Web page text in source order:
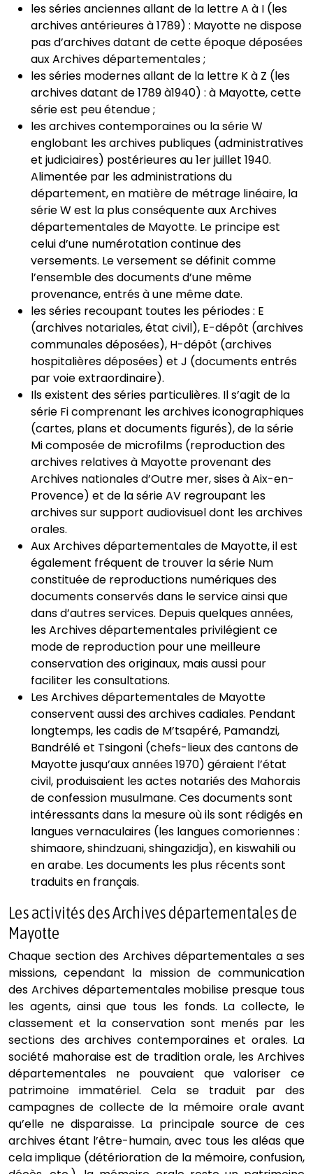
les séries anciennes allant de la lettre A à I (les
archives antérieures à 1789) : Mayotte ne dispose
pas d’archives datant de cette époque déposées
aux Archives départementales ;
les séries modernes allant de la lettre K à Z (les
archives datant de 1789 à1940) : à Mayotte, cette
série est peu étendue ;
les archives contemporaines ou la série W
englobant les archives publiques (administratives
et judiciaires) postérieures au 1er juillet 1940.
Alimentée par les administrations du
département, en matière de métrage linéaire, la
série W est la plus conséquente aux Archives
départementales de Mayotte. Le principe est
celui d’une numérotation continue des
versements. Le versement se définit comme
l’ensemble des documents d’une même
provenance, entrés à une même date.
les séries recoupant toutes les périodes : E
(archives notariales, état civil), E-dépôt (archives
communales déposées), H-dépôt (archives
hospitalières déposées) et J (documents entrés
par voie extraordinaire).
Ils existent des séries particulières. Il s’agit de la
série Fi comprenant les archives iconographiques
(cartes, plans et documents figurés), de la série
Mi composée de microfilms (reproduction des
archives relatives à Mayotte provenant des
Archives nationales d’Outre mer, sises à Aix-en-
Provence) et de la série AV regroupant les
archives sur support audiovisuel dont les archives
orales.
Aux Archives départementales de Mayotte, il est
également fréquent de trouver la série Num
constituée de reproductions numériques des
documents conservés dans le service ainsi que
dans d’autres services. Depuis quelques années,
les Archives départementales privilégient ce
mode de reproduction pour une meilleure
conservation des originaux, mais aussi pour
faciliter les consultations.
Les Archives départementales de Mayotte
conservent aussi des archives cadiales. Pendant
longtemps, les cadis de M’tsapéré, Pamandzi,
Bandrélé et Tsingoni (chefs-lieux des cantons de
Mayotte jusqu’aux années 1970) géraient l’état
civil, produisaient les actes notariés des Mahorais
de confession musulmane. Ces documents sont
intéressants dans la mesure où ils sont rédigés en
langues vernaculaires (les langues comoriennes :
shimaore, shindzuani, shingazidja), en kiswahili ou
en arabe. Les documents les plus récents sont
traduits en français.
Les activités des Archives départementales de
Mayotte
Chaque section des Archives départementales a ses
missions, cependant la mission de communication
des Archives départementales mobilise presque tous
les agents, ainsi que tous les fonds. La collecte, le
classement et la conservation sont menés par les
sections des archives contemporaines et orales. La
société mahoraise est de tradition orale, les Archives
départementales ne pouvaient que valoriser ce
patrimoine immatériel. Cela se traduit par des
campagnes de collecte de la mémoire orale avant
qu’elle ne disparaisse. La principale source de ces
archives étant l’être-humain, avec tous les aléas que
cela implique (détérioration de la mémoire, confusion,